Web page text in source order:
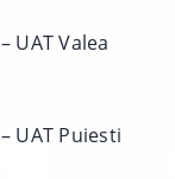
UAT Valea
UAT Puiesti